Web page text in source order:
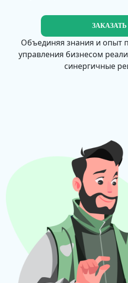
ЗАКАЗАТЬ
Объединяя знания и опыт
управления бизнесом
синергичные